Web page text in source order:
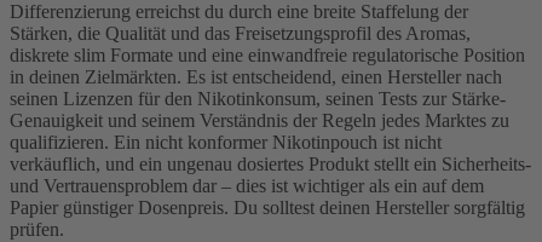
Differenzierung erreichst du durch eine breite Staffelung der
Stärken, die Qualität und das Freisetzungsprofil des Aromas,
diskrete slim Formate und eine einwandfreie regulatorische Position
in deinen Zielmärkten. Es ist entscheidend, einen Hersteller nach
seinen Lizenzen für den Nikotinkonsum, seinen Tests zur Stärke-
Genauigkeit und seinem Verständnis der Regeln jedes Marktes zu
qualifizieren. Ein nicht konformer Nikotinpouch ist nicht
verkäuflich, und ein ungenau dosiertes Produkt stellt ein Sicherheits-
und Vertrauensproblem dar – dies ist wichtiger als ein auf dem
Papier günstiger Dosenpreis. Du solltest deinen Hersteller sorgfältig
prüfen.